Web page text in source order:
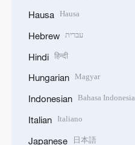
Hausa Hausa
Hebrew עברית
Hindi हिन्दी
Hungarian Magyar
Indonesian Bahasa Indonesia
Italian Italiano
Japanese 日本語